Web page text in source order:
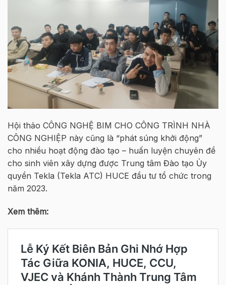
Hội thảo CÔNG NGHỆ BIM CHO CÔNG TRÌNH NHÀ
CÔNG NGHIỆP này cũng là “phát súng khởi động”
cho nhiều hoạt động đào tạo – huấn luyện chuyên đề
cho sinh viên xây dựng được Trung tâm Đào tạo Ủy
quyền Tekla (Tekla ATC) HUCE đầu tư tổ chức trong
năm 2023.
Xem thêm: